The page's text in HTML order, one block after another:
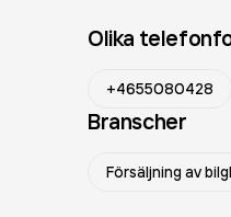
Olika
+4655080428
Branscher
Försäljning av